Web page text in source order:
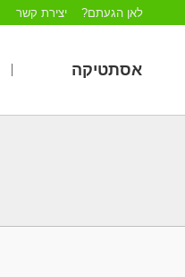
לאן הגעתם? יצירת קשר
אסתטיקה